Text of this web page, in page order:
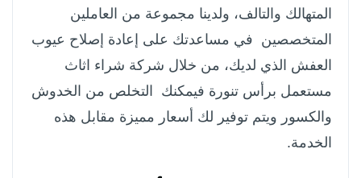
المتهالك والتالف، ولدينا مجموعة من العاملين
المتخصصين في مساعدتك على إعادة إصلاح عيوب
العفش الذي لديك، من خلال شركة شراء اثاث
مستعمل برأس تنورة فيمكنك التخلص من الخدوش
والكسور ويتم توفير لك أسعار مميزة مقابل هذه
الخدمة.